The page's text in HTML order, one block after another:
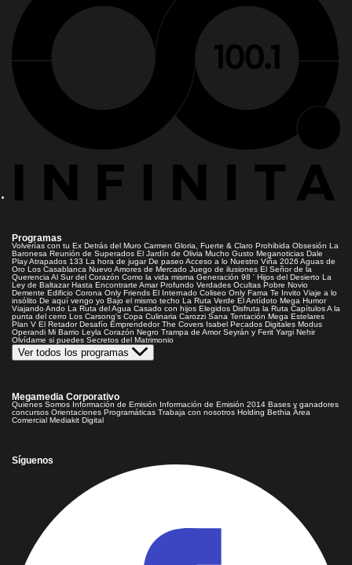
Programas
Volverías con tu Ex Detrás del Muro Carmen Gloria, Fuerte & Claro Prohibida Obsesión La
Baronesa Reunión de Superados El Jardín de Olivia Mucho Gusto Meganoticias Dale
PlayAtrapados 133 La hora de jugar De paseoAcceso a lo Nuestro Viña 2026 Aguas de
Oro Los Casablanca Nuevo Amores de Mercado Juego de ilusiones El Señor de la
Querencia Al Sur del Corazón Como la vida misma Generación 98 ' Hijos del Desierto La
Ley de Baltazar Hasta Encontrarte Amar Profundo Verdades Ocultas Pobre Novio
Demente Edificio Corona Only Friends El Internado Coliseo Only Fama Te Invito Viaje a lo
insólito De aquí vengo yo Bajo el mismo techo La Ruta Verde El Antídoto Mega Humor
Viajando Ando La Ruta del Agua Casado con hijos Elegidos Disfruta la Ruta CapítulosA la
punta del cerro Los Carsong's Copa Culinaria Carozzi Sana Tentación Mega Estelares
Plan V El Retador Desafío Emprendedor The Covers Isabel Pecados Digitales Modus
Operandi Mi Barrio Leyla Corazón Negro Trampa de Amor Seyrán y Ferit Yargi Nehir
Olvídame si puedes Secretos del Matrimonio
Ver todos los programas
Megamedia Corporativo
Quienes Somos Información de Emisión Información de Emisión 2014 Bases y ganadores
concursos Orientaciones Programáticas Trabaja con nosotros Holding Bethia Área
Comercial Mediakit Digital
Síguenos